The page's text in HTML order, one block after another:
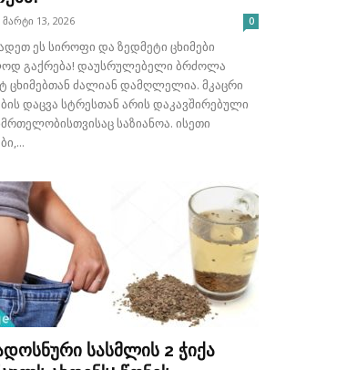
მარტი 13, 2026 0
ეს სიროფი და ზედმეტი ცხიმები
გაქრება! დაუსრულებელი ბრძოლა
ცხიმებთან ძალიან დამღლელია. მკაცრი
დაცვა სტრესთან არის დაკავშირებული
საზიანოა. ისეთი
სასმლის 2 ჭიქა